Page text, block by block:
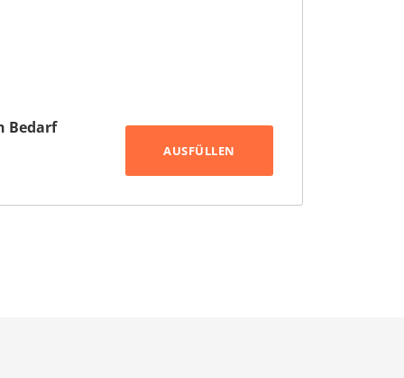
Bedarf
AUSFÜLLEN